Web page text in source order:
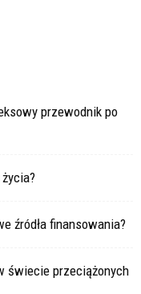
przewodnik po
źródła finansowania?
świecie przeciążonych